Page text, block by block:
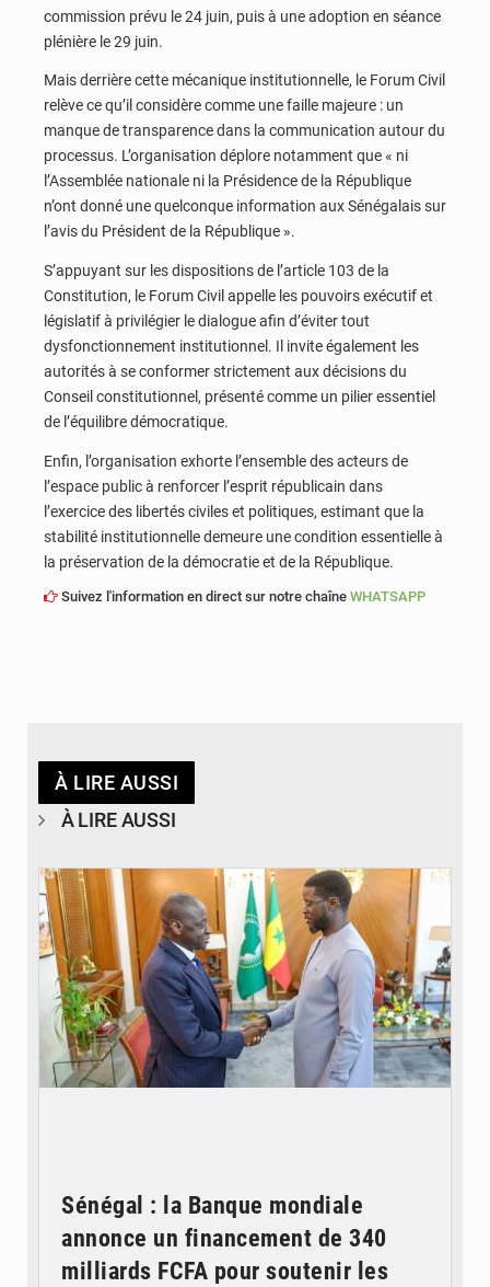
commission prévu le 24 juin, puis à une adoption en séance
plénière le 29 juin.
Mais derrière cette mécanique institutionnelle, le Forum Civil
relève ce qu’il considère comme une faille majeure : un
manque de transparence dans la communication autour du
processus. L’organisation déplore notamment que « ni
l’Assemblée nationale ni la Présidence de la République
n’ont donné une quelconque information aux Sénégalais sur
l’avis du Président de la République ».
S’appuyant sur les dispositions de l’article 103 de la
Constitution, le Forum Civil appelle les pouvoirs exécutif et
législatif à privilégier le dialogue afin d’éviter tout
dysfonctionnement institutionnel. Il invite également les
autorités à se conformer strictement aux décisions du
Conseil constitutionnel, présenté comme un pilier essentiel
de l’équilibre démocratique.
Enfin, l’organisation exhorte l’ensemble des acteurs de
l’espace public à renforcer l’esprit républicain dans
l’exercice des libertés civiles et politiques, estimant que la
stabilité institutionnelle demeure une condition essentielle à
la préservation de la démocratie et de la République.
Suivez l'information en direct sur notre chaîne WHATSAPP
À LIRE AUSSI
À LIRE AUSSI
Sénégal : la Banque mondiale
annonce un financement de 340
milliards FCFA pour soutenir les